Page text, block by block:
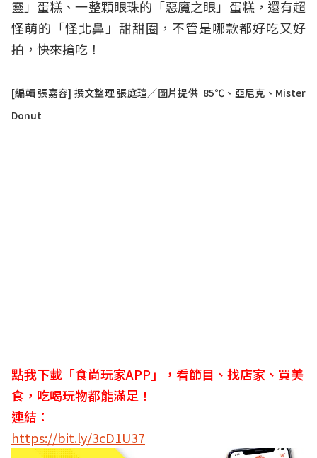
靈」蛋糕、一整顆眼珠的「惡魔之眼」蛋糕，還有超
怪萌的「怪北鼻」甜甜圈，不管是哪款都好吃又好
拍，快來搶吃！
[編輯 張嘉容] 撰文整理 張庭瑄／圖片提供 85℃、亞尼克、Mister
Donut
點我下載「食尚玩家APP」，看節目、找店家、買美
食，吃喝玩物都能滿足！
連結：
https://bit.ly/3cD1U37